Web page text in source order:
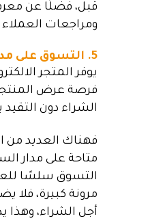
قبل، فضلًا عن
ومراجعات
5. التسوق على مدار الساعة:
يوفر المتجر
فرصة عرض
الشراء دون
فهناك العديد من
متاحة على مدار
التسوق سلسًا
مرونة كبيرة، فلا
أجل الشراء،